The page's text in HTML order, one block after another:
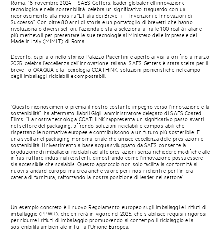
Roma, 18 novembre 2024 – SAES Getters, leader globale nell’innovazione
tecnologica e nella sostenibilità, celebra un significativo traguardo con un
riconoscimento alla mostra “L’Italia dei Brevetti – Invenzioni e Innovazioni di
Successo”. Con oltre 80 anni di storia e un portafoglio di brevetti che hanno
rivoluzionato diversi settori, l’azienda è stata selezionata tra le 100 realtà italiane
più meritevoli per presentare le sue tecnologie al Ministero delle Imprese e del
Made in Italy (MIMIT) di Roma.
L’evento, ospitato nello storico Palazzo Piacentini e aperto ai visitatori fino a marzo
2025, celebra l’eccellenza dell’innovazione italiana. SAES Getters è stata scelta per il
brevetto OXAQUA e la tecnologia COATHINK, soluzioni pionieristiche nel campo
degli imballaggi riciclabili e compostabili.
“Questo riconoscimento premia il nostro costante impegno verso l’innovazione e la
sostenibilità”, ha affermato Jiabril Gigli, amministratore delegato di SAES Coated
Films. “La nostratecnologia COATHINK rappresenta un significativo passo avanti
nel settore del packaging, offrendo soluzioni riciclabili e compostabili che
rispettano le normative europee e contribuiscono a un futuro più sostenibile. È
una svolta nel packaging monomateriale che unisce eccellenza delle prestazioni e
sostenibilità. Il rivestimento a base acqua sviluppato da SAES consente la
produzione di imballaggi riciclabili ad alte prestazioni senza richiedere modifiche alle
infrastrutture industriali esistenti, dimostrando come l’innovazione possa essere
sia accessibile che scalabile. Questo approccio non solo facilita la conformità ai
nuovi standard europei ma crea anche valore per i nostri clienti e per l’intera
catena di fornitura, rafforzando la nostra posizione di leader nel settore”.
Un esempio concreto è il nuovo Regolamento europeo sugli imballaggi e i rifiuti di
imballaggio (PPWR), che entrerà in vigore nel 2025, che stabilisce requisiti rigorosi
per ridurre i rifiuti di imballaggio promuovendo al contempo il riciclaggio e la
sostenibilità ambientale in tutta l’Unione Europea.